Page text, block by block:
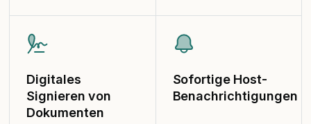
Digitales
Signieren von
Dokumenten
Sofortige Host-
Benachrichtigungen